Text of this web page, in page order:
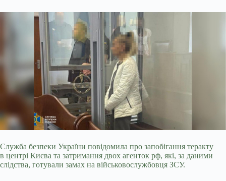
Служба безпеки України повідомила про запобігання теракту
в центрі Києва та затримання двох агенток рф, які, за даними
слідства, готували замах на військовослужбовця ЗСУ.